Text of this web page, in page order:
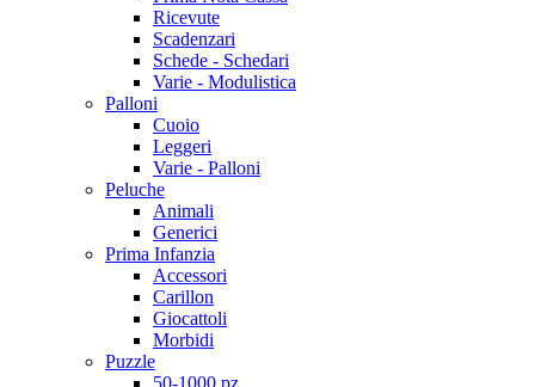
Ricevute
Scadenzari
Schede - Schedari
Varie - Modulistica
Palloni
Cuoio
Leggeri
Varie - Palloni
Peluche
Animali
Generici
Prima Infanzia
Accessori
Carillon
Giocattoli
Morbidi
Puzzle
50-1000 pz